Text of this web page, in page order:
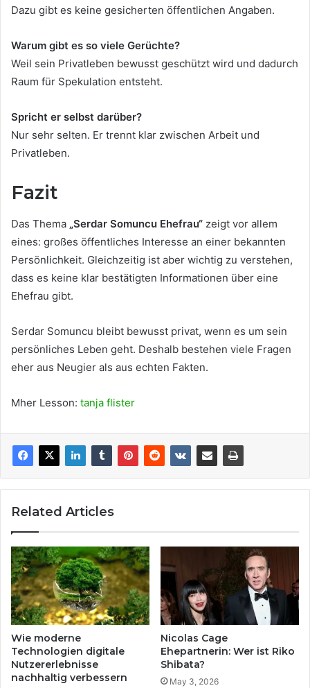
Dazu gibt es keine gesicherten öffentlichen Angaben.
Warum gibt es so viele Gerüchte?
Weil sein Privatleben bewusst geschützt wird und dadurch
Raum für Spekulation entsteht.
Spricht er selbst darüber?
Nur sehr selten. Er trennt klar zwischen Arbeit und
Privatleben.
Fazit
Das Thema „Serdar Somuncu Ehefrau“ zeigt vor allem
eines: großes öffentliches Interesse an einer bekannten
Persönlichkeit. Gleichzeitig ist aber wichtig zu verstehen,
dass es keine klar bestätigten Informationen über eine
Ehefrau gibt.
Serdar Somuncu bleibt bewusst privat, wenn es um sein
persönliches Leben geht. Deshalb bestehen viele Fragen
eher aus Neugier als aus echten Fakten.
Mher Lesson: tanja flister
Related Articles
Wie moderne
Technologien digitale
Nutzererlebnisse
nachhaltig verbessern
Nicolas Cage
Ehepartnerin: Wer ist Riko
Shibata?
May 3, 2026